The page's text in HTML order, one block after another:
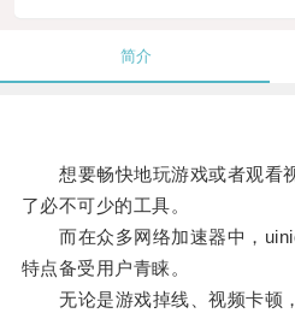
简介
想要畅快地玩游戏或者观看
了必不可少的工具。
而在众多网络加速器中，
特点备受用户青睐。
无论是游戏掉线、视频卡顿